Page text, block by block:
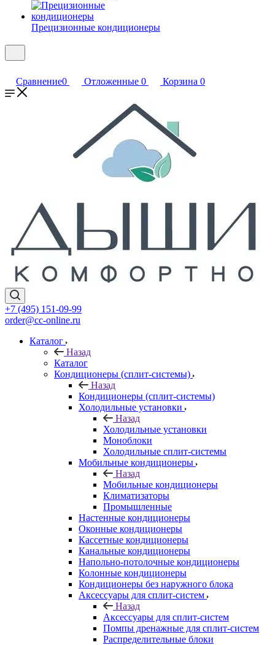
Прецизионные кондиционеры
Сравнение0 Отложенные 0 Корзина 0
+7 (495) 151-09-99
order@cc-online.ru
Каталог
Назад
Каталог
Кондиционеры (сплит-системы)
Назад
Кондиционеры (сплит-системы)
Холодильные установки
Назад
Холодильные установки
Моноблоки
Холодильные сплит-системы
Мобильные кондиционеры
Назад
Мобильные кондиционеры
Климатизаторы
Промышленные
Настенные кондиционеры
Оконные кондиционеры
Кассетные кондиционеры
Канальные кондиционеры
Напольно-потолочные кондиционеры
Колонные кондиционеры
Кондиционеры без наружного блока
Аксессуары для сплит-систем
Назад
Аксессуары для сплит-систем
Помпы дренажные для сплит-систем
Распределительные блоки